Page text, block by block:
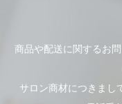
商品や配送に関するお
サロン商材につきまし